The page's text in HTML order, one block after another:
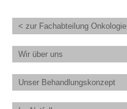
< zur Fachabteilung Onkologie
Wir über uns
Unser Behandlungskonzept